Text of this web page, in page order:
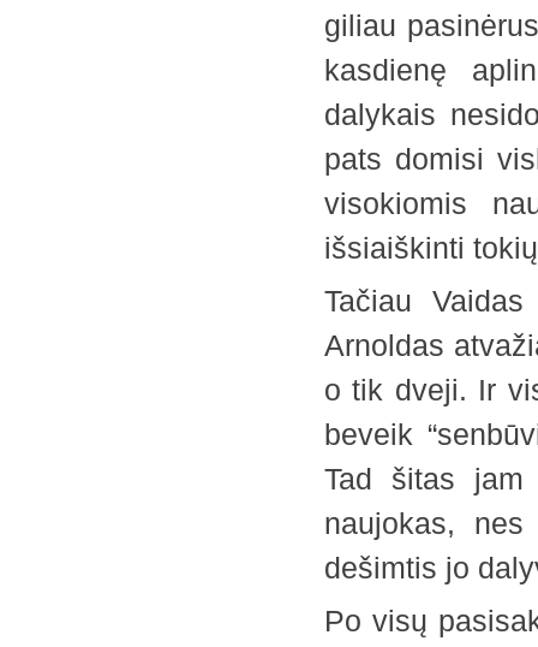
giliau
kasdienę
dalykais
pats domisi
visokiomis
išsiaiškinti
Tačiau
Arnoldas
o tik dveji. Ir
beveik
Tad šitas jam
naujokas,
dešimtis jo
Po visų